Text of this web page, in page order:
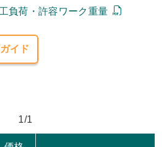
負荷・許容ワーク重量
イド
1/1